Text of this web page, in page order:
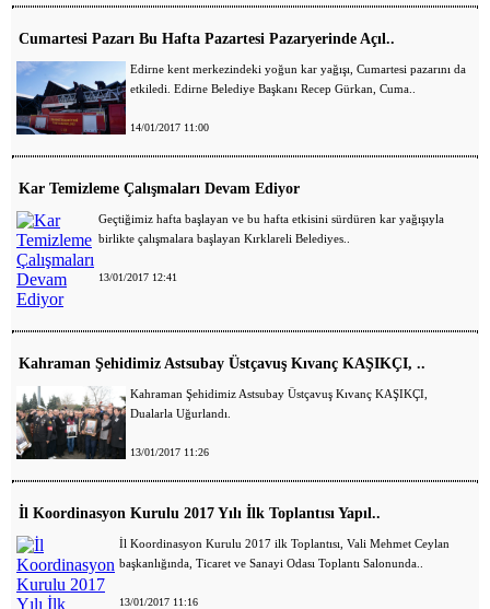
Cumartesi Pazarı Bu Hafta Pazartesi Pazaryerinde Açıl..
Edirne kent merkezindeki yoğun kar yağışı, Cumartesi pazarını da
etkiledi. Edirne Belediye Başkanı Recep Gürkan, Cuma..
14/01/2017 11:00
Kar Temizleme Çalışmaları Devam Ediyor
Geçtiğimiz hafta başlayan ve bu hafta etkisini sürdüren kar yağışıyla
birlikte çalışmalara başlayan Kırklareli Belediyes..
13/01/2017 12:41
Kahraman Şehidimiz Astsubay Üstçavuş Kıvanç KAŞIKÇI, ..
Kahraman Şehidimiz Astsubay Üstçavuş Kıvanç KAŞIKÇI,
Dualarla Uğurlandı.
13/01/2017 11:26
İl Koordinasyon Kurulu 2017 Yılı İlk Toplantısı Yapıl..
İl Koordinasyon Kurulu 2017 ilk Toplantısı, Vali Mehmet Ceylan
başkanlığında, Ticaret ve Sanayi Odası Toplantı Salonunda..
13/01/2017 11:16